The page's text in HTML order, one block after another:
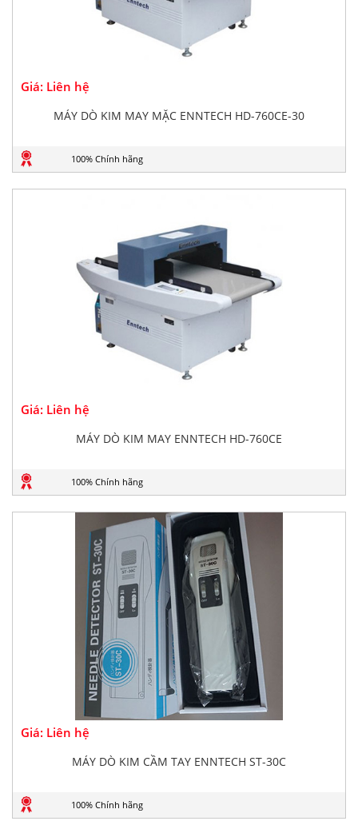
Giá: Liên hệ
MÁY DÒ KIM MAY MẶC ENNTECH HD-760CE-30
100% Chính hãng
Giá: Liên hệ
MÁY DÒ KIM MAY ENNTECH HD-760CE
100% Chính hãng
Giá: Liên hệ
MÁY DÒ KIM CẦM TAY ENNTECH ST-30C
100% Chính hãng